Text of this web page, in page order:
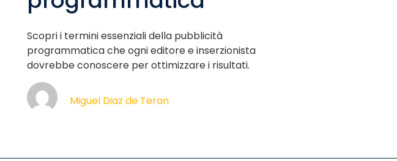
Scopri i termini essenziali della pubblicità
programmatica che ogni editore e inserzionista
dovrebbe conoscere per ottimizzare i risultati.
Miguel Diaz de Teran